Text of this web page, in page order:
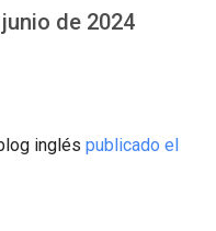
de 2024
inglés publicado el